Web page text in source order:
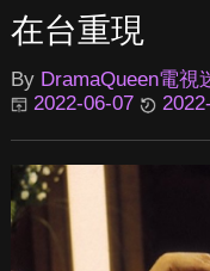
在台重現
By DramaQueen電視
2022-06-07